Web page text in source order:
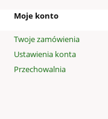
Moje konto
Twoje zamówienia
Ustawienia konta
Przechowalnia